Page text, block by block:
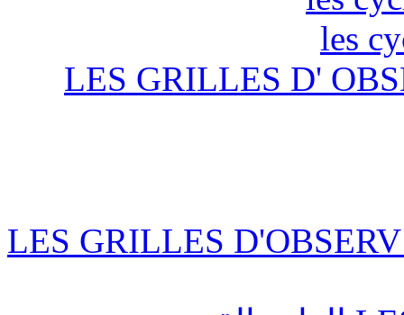
les
LES GRILLES D'
LES GRILLES